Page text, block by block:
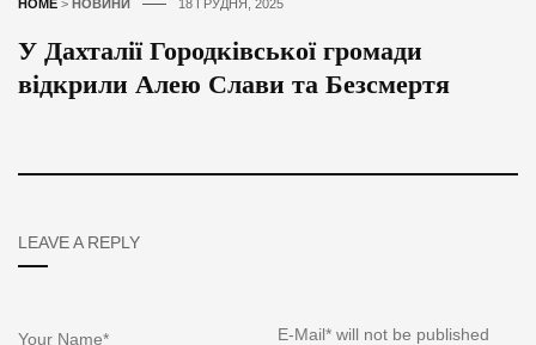
HOME > НОВИНИ 18 ГРУДНЯ, 2025
У Дахталії Городківської громади
відкрили Алею Слави та Безсмертя
LEAVE A REPLY